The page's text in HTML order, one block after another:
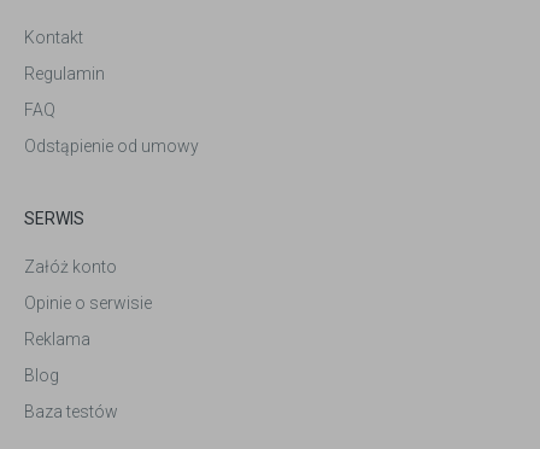
Kontakt
Regulamin
FAQ
Odstąpienie od umowy
SERWIS
Załóż konto
Opinie o serwisie
Reklama
Blog
Baza testów